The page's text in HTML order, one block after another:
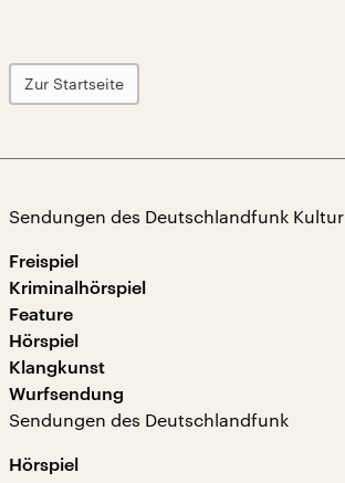
Zur Startseite
Sendungen des Deutschlandfunk Kultur
Freispiel
Kriminalhörspiel
Feature
Hörspiel
Klangkunst
Wurfsendung
Sendungen des Deutschlandfunk
Hörspiel